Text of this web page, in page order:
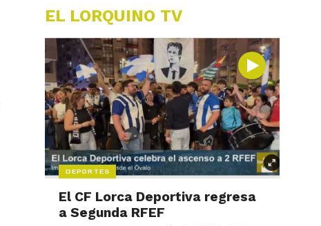
EL LORQUINO TV
DEPORTES
El CF Lorca Deportiva regresa
a Segunda RFEF